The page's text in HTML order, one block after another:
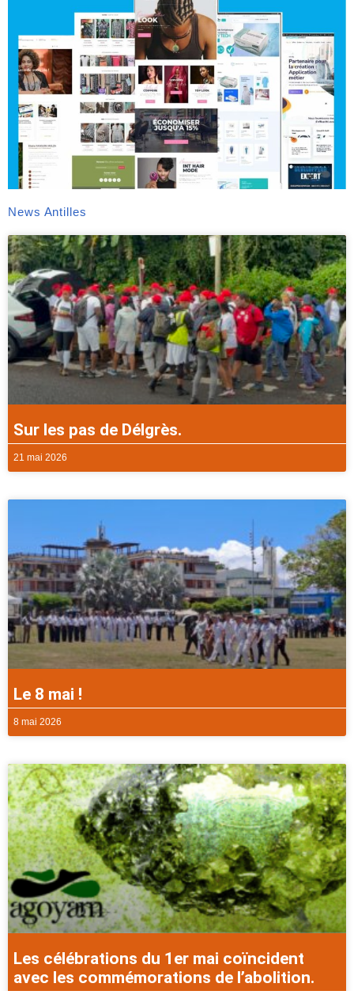
News Antilles
Sur les pas de Délgrès.
21 mai 2026
Le 8 mai !
8 mai 2026
Les célébrations du 1er mai coïncident
avec les commémorations de l’abolition.